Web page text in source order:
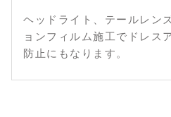
ヘッドライト、テールレン
ョンフィルム施工でドレス
防止にもなります。